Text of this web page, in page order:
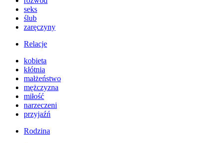
seks
ślub
zaręczyny
Relacje
kobieta
kłótnia
małżeństwo
mężczyzna
miłość
narzeczeni
przyjaźń
Rodzina